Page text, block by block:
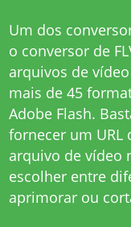
Um dos
o conversor de
arquivos de
mais de 45
Adobe Flash.
fornecer um URL
arquivo de vídeo
escolher entre
aprimorar ou